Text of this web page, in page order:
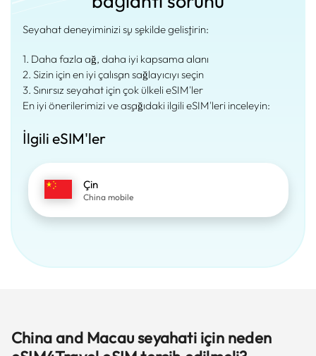
Seyahat deneyiminizi şu şekilde geliştirin:
1. Daha fazla ağ, daha iyi kapsama alanı
2. Sizin için en iyi çalışan sağlayıcıyı seçin
3. Sınırsız seyahat için çok ülkeli eSIM'ler
En iyi önerilerimizi ve aşağıdaki ilgili eSIM'leri inceleyin:
İlgili eSIM'ler
Çin
China mobile
China and Macau seyahati için neden